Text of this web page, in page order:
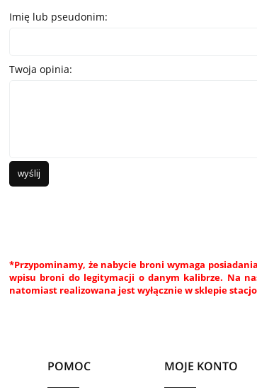
Imię lub pseudonim:
Twoja opinia:
wyślij
*Przypominamy, że nabycie broni wymaga
wpisu broni do legitymacji o danym kalibrze. Na
natomiast realizowana jest wyłącznie w sklepie
POMOC MOJE KONTO